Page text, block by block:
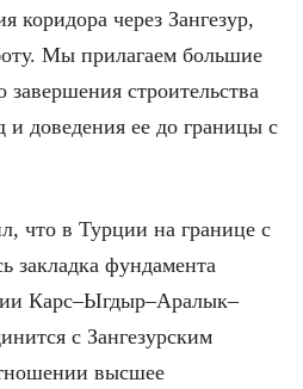
коридора через Зангезур,
Мы прилагаем большие
завершения строительства
и доведения ее до границы с
что в Турции на границе с
закладка фундамента
Карс–Ыгдыр–Аралык–
с Зангезурским
высшее